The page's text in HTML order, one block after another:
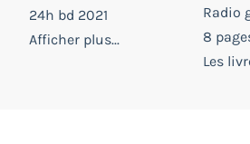
24h bd 2021
Afficher plus...
Radio
8
Les